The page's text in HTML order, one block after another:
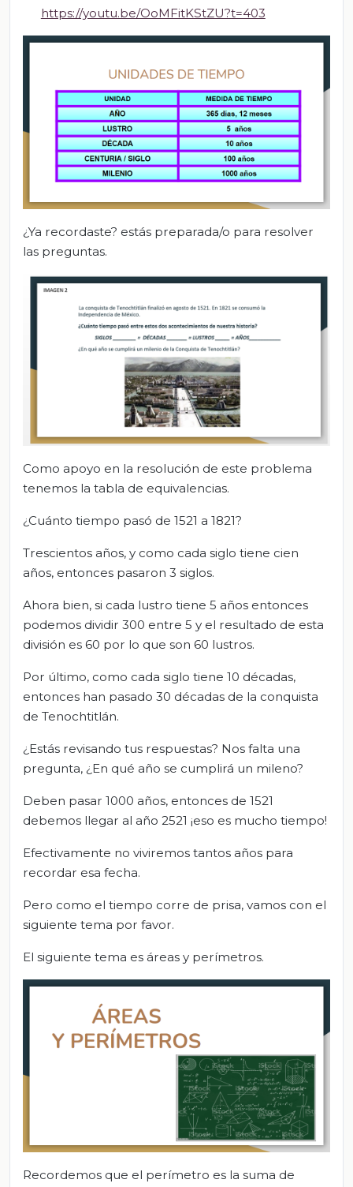
https://youtu.be/OoMFitKStZU?t=403
¿Ya recordaste? estás preparada/o para resolver
las preguntas.
Como apoyo en la resolución de este problema
tenemos la tabla de equivalencias.
¿Cuánto tiempo pasó de 1521 a 1821?
Trescientos años, y como cada siglo tiene cien
años, entonces pasaron 3 siglos.
Ahora bien, si cada lustro tiene 5 años entonces
podemos dividir 300 entre 5 y el resultado de esta
división es 60 por lo que son 60 lustros.
Por último, como cada siglo tiene 10 décadas,
entonces han pasado 30 décadas de la conquista
de Tenochtitlán.
¿Estás revisando tus respuestas? Nos falta una
pregunta, ¿En qué año se cumplirá un mileno?
Deben pasar 1000 años, entonces de 1521
debemos llegar al año 2521 ¡eso es mucho tiempo!
Efectivamente no viviremos tantos años para
recordar esa fecha.
Pero como el tiempo corre de prisa, vamos con el
siguiente tema por favor.
El siguiente tema es áreas y perímetros.
Recordemos que el perímetro es la suma de